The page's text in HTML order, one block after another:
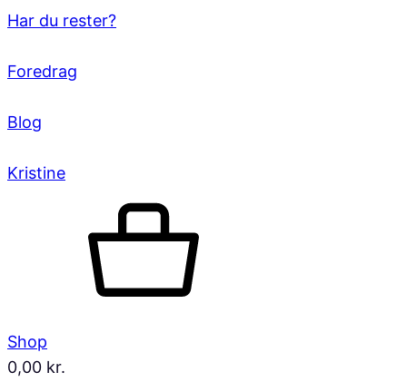
Har du rester?
Foredrag
Blog
Kristine
Shop
0,00 kr.